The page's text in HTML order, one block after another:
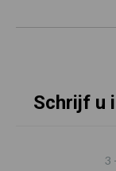
Schrijf u
3